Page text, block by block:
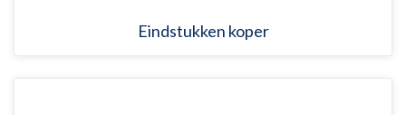
Eindstukken koper